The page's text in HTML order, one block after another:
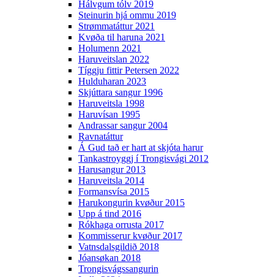
Hálvgum tólv 2019
Steinurin hjá ommu 2019
Strømmatáttur 2021
Kvøða til haruna 2021
Holumenn 2021
Haruveitslan 2022
Tíggju fittir Petersen 2022
Hulduharan 2023
Skjúttara sangur 1996
Haruveitsla 1998
Haruvísan 1995
Andrassar sangur 2004
Ravnatáttur
Á Gud tað er hart at skjóta harur
Tankastroyggj í Trongisvági 2012
Harusangur 2013
Haruveitsla 2014
Formansvísa 2015
Harukongurin kvøður 2015
Upp á tind 2016
Rókhaga orrusta 2017
Kommisserur kvøður 2017
Vatnsdalsgildið 2018
Jóansøkan 2018
Trongisvágssangurin